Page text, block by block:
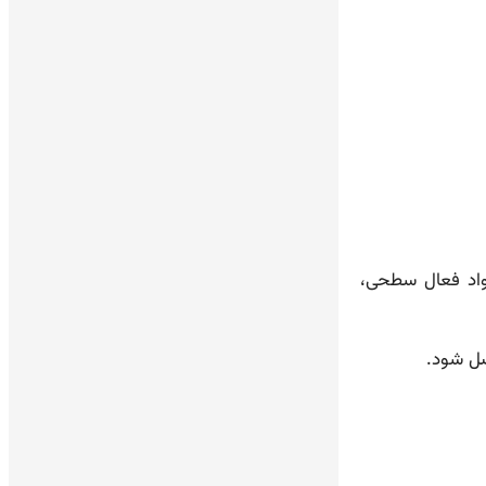
فعال سطحی،
شود.